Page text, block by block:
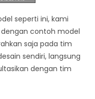
seperti ini, kami
contoh model
saja pada tim
sendiri, langsung
dengan tim